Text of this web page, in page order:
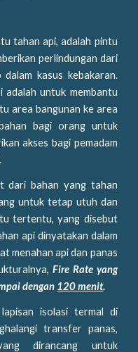
tahan api, adalah pintu
perlindungan dari
kasus kebakaran.
untuk membantu
area bangunan ke area
bagi orang untuk
akses bagi pemadam
dari bahan yang tahan
untuk tetap utuh dan
tertentu, yang disebut
api dinyatakan dalam
menahan api dan panas
Fire Rate yang
dengan 120 menit.
isolasi termal di
transfer panas,
dirancang untuk